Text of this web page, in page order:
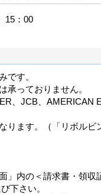
15：00
です。
承っておりません。
、JCB、AMERICAN
ります。（「リボルビ
」内の＜請求書・領収
下さい。